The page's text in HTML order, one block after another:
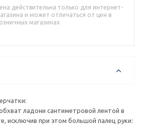
действительна только для интернет-
и может отличаться от цен в
магазинах
ладони сантиметровой лентой в
исключив при этом большой палец руки: